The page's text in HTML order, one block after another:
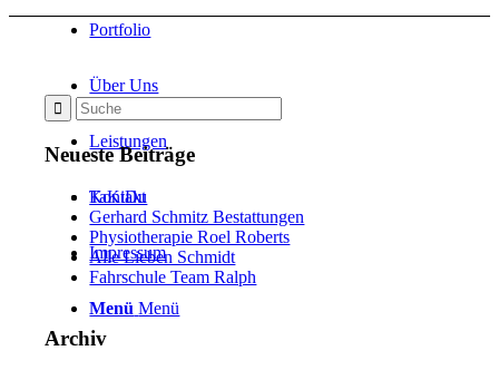
Portfolio
Über Uns
Leistungen
Kontakt
Impressum
Menü Menü
Neueste Beiträge
TaKiDu
Gerhard Schmitz Bestattungen
Physiotherapie Roel Roberts
Alle Lieben Schmidt
Fahrschule Team Ralph
Archiv